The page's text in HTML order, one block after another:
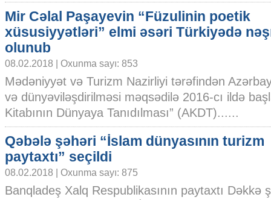
Mir Cəlal Paşayevin “Füzulinin poetik
xüsusiyyətləri” elmi əsəri Türkiyədə
olunub
08.02.2018 | Oxunma sayı: 853
Mədəniyyət və Turizm Nazirliyi tərəfindən
və dünyəviləşdirilməsi məqsədilə 2016-cı ildə
Kitabının Dünyaya Tanıdılması” (AKDT)......
Qəbələ şəhəri “İslam dünyasının turizm
paytaxtı” seçildi
08.02.2018 | Oxunma sayı: 875
Banqladeş Xalq Respublikasının paytaxtı Dəkkə